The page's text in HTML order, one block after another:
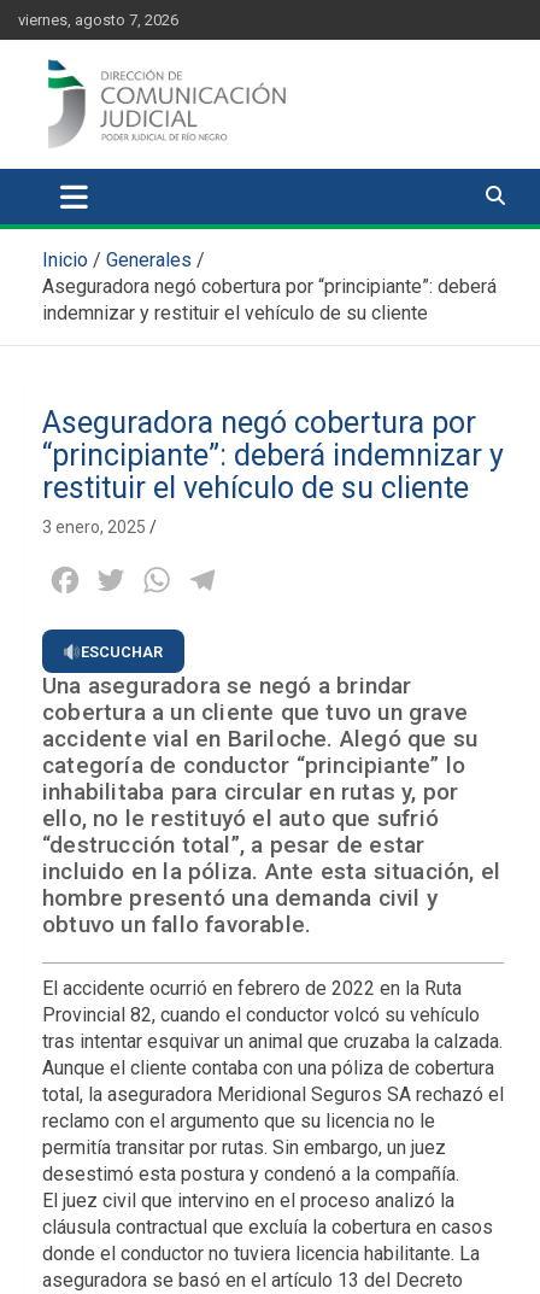
content
Skip
to
content
viernes, agosto 7, 2026
Comunicación Judicial
Inicio
Generales
Aseguradora negó cobertura por “principiante”: deberá
indemnizar y restituir el vehículo de su cliente
Aseguradora negó cobertura por
“principiante”: deberá indemnizar y
restituir el vehículo de su cliente
3 enero, 2025
Facebook
Twitter WhatsApp
ESCUCHAR
Una aseguradora se negó a brindar
cobertura a un cliente que tuvo un grave
accidente vial en Bariloche. Alegó que su
categoría de conductor “principiante” lo
inhabilitaba para circular en rutas y, por
ello, no le restituyó el auto que sufrió
“destrucción total”, a pesar de estar
incluido en la póliza. Ante esta situación, el
hombre presentó una demanda civil y
obtuvo un fallo favorable.
El accidente ocurrió en febrero de 2022 en la Ruta
Provincial 82, cuando el conductor volcó su vehículo
tras intentar esquivar un animal que cruzaba la calzada.
Aunque el cliente contaba con una póliza de cobertura
total, la aseguradora Meridional Seguros SA rechazó el
reclamo con el argumento que su licencia no le
permitía transitar por rutas. Sin embargo, un juez
desestimó esta postura y condenó a la compañía.
El juez civil que intervino en el proceso analizó la
cláusula contractual que excluía la cobertura en casos
donde el conductor no tuviera licencia habilitante. La
aseguradora se basó en el artículo 13 del Decreto